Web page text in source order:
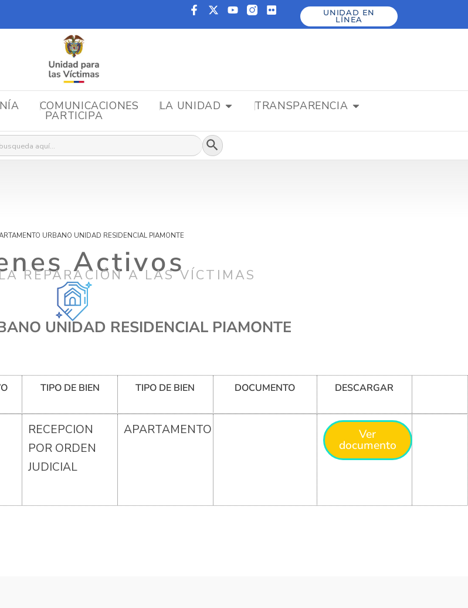
UNIDAD EN
LÍNEA
COMUNICACIONES LA UNIDAD TRANSPARENCIA
PARTICIPA
Botón de búsqueda
URBANO UNIDAD RESIDENCIAL PIAMONTE
Activos
REPARACIÓN A LAS VÍCTIMAS
UNIDAD RESIDENCIAL PIAMONTE
TIPO DE BIEN TIPO DE BIEN DOCUMENTO DESCARGAR
RECEPCION
POR ORDEN
JUDICIAL
APARTAMENTO Ver
documento